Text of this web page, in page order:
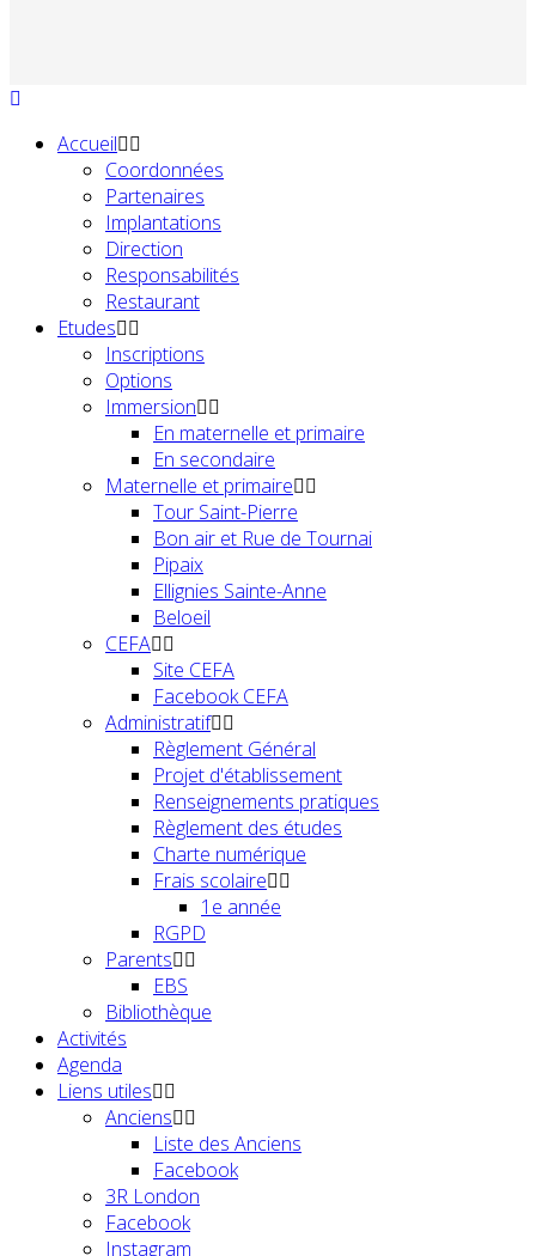
Accueil
Coordonnées
Partenaires
Implantations
Direction
Responsabilités
Restaurant
Etudes
Inscriptions
Options
Immersion
En maternelle et primaire
En secondaire
Maternelle et primaire
Tour Saint-Pierre
Bon air et Rue de Tournai
Pipaix
Ellignies Sainte-Anne
Beloeil
CEFA
Site CEFA
Facebook CEFA
Administratif
Règlement Général
Projet d'établissement
Renseignements pratiques
Règlement des études
Charte numérique
Frais scolaire
1e année
RGPD
Parents
EBS
Bibliothèque
Activités
Agenda
Liens utiles
Anciens
Liste des Anciens
Facebook
3R London
Facebook
Instagram